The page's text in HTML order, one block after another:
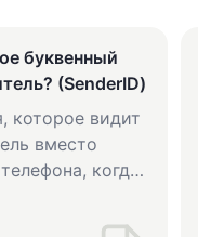
буквенный
(SenderID)
которое видит
вместо
когда